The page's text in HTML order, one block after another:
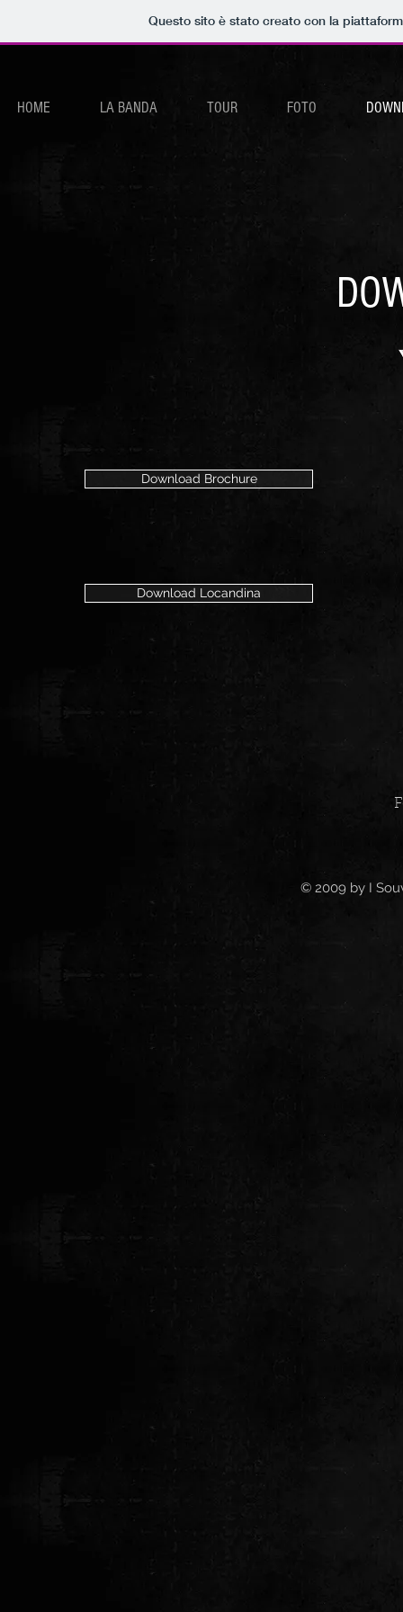
Questo sito è stato creato con la
HOME LA BANDA TOUR FOTO
Download Brochure
Download Locandina
© 2009 by I